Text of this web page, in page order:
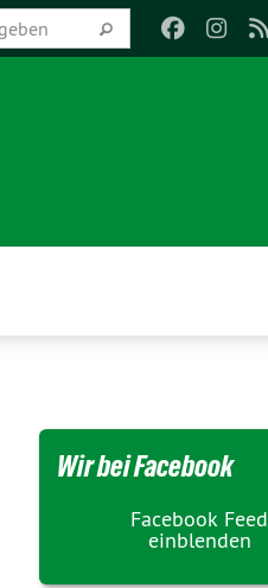
Wir bei Facebook
Facebook Feed
einblenden